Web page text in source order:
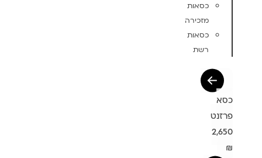
כסאות
מזכירה
כסאות
רשת
כסא
פרזנט
2,650
₪